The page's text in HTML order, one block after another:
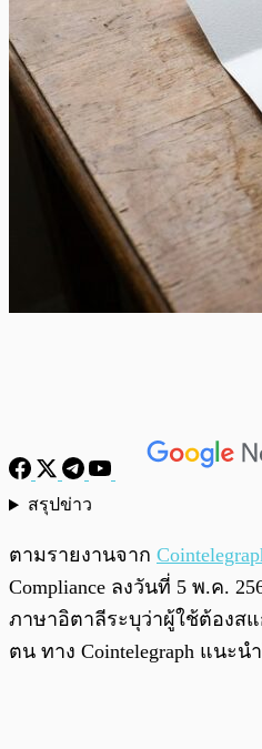
สรุปข่าว
ตามรายงานจาก
Compliance ลงวันที่ 5 พ.ค.
ภาษาอิตาลีระบุว่าผู้ใช้ต้องสแ
ตน ทาง Cointelegraph แนะ